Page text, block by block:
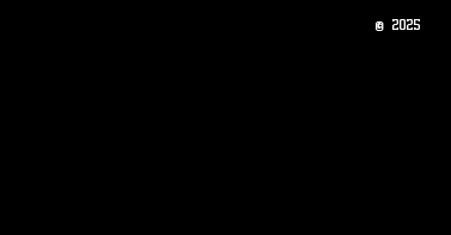
© 2025